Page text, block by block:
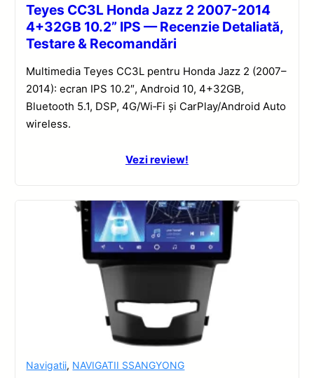
Teyes CC3L Honda Jazz 2 2007-2014
4+32GB 10.2” IPS — Recenzie Detaliată,
Testare & Recomandări
Multimedia Teyes CC3L pentru Honda Jazz 2 (2007–
2014): ecran IPS 10.2″, Android 10, 4+32GB,
Bluetooth 5.1, DSP, 4G/Wi‑Fi și CarPlay/Android Auto
wireless.
Vezi review!
Navigatii, NAVIGATII SSANGYONG